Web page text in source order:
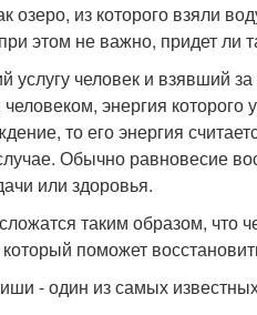
озеро, из которого взяли
этом не важно, придет ли
услугу человек и взявший
человеком, энергия
то его энергия
Обычно равновесие
или здоровья.
таким образом, что
поможет
- один из самых